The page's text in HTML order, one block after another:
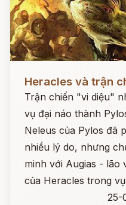
Heracles và trận
Trận chiến "vi diệu"
vụ đại náo thành
Neleus của Pylos đã
nhiều lý do, nhưng
minh với Augias -
của Heracles trong
25-